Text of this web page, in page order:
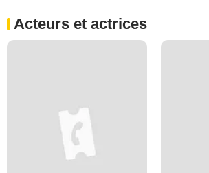
Acteurs et actrices